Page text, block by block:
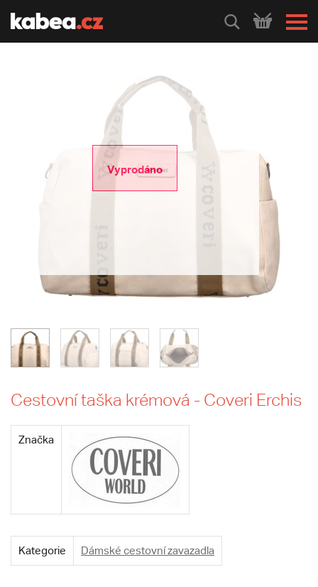
HLEDEJ
Vyprodáno
Cestovní taška krémová - Coveri Erchis
Značka
Kategorie Dámské cestovní zavazadla